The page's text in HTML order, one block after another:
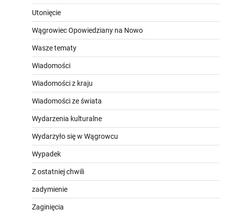
Utonięcie
Wągrowiec Opowiedziany na Nowo
Wasze tematy
Wiadomości
Wiadomości z kraju
Wiadomości ze świata
Wydarzenia kulturalne
Wydarzyło się w Wągrowcu
Wypadek
Z ostatniej chwili
zadymienie
Zaginięcia